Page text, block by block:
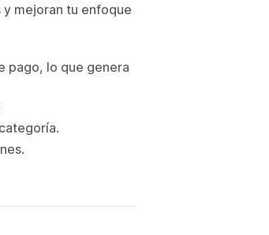
mejoran tu enfoque
pago, lo que genera